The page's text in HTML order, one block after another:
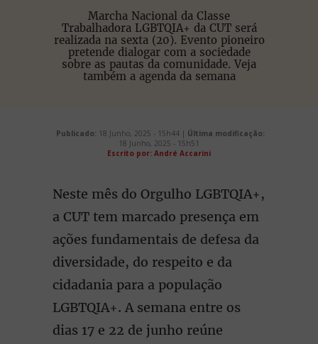
Marcha Nacional da Classe
Trabalhadora LGBTQIA+ da CUT será
realizada na sexta (20). Evento pioneiro
pretende dialogar com a sociedade
sobre as pautas da comunidade. Veja
também a agenda da semana
Publicado: 18 Junho, 2025 - 15h44 | Última modificação:
18 Junho, 2025 - 15h51
Escrito por: André Accarini
Neste mês do Orgulho LGBTQIA+,
a CUT tem marcado presença em
ações fundamentais de defesa da
diversidade, do respeito e da
cidadania para a população
LGBTQIA+. A semana entre os
dias 17 e 22 de junho reúne